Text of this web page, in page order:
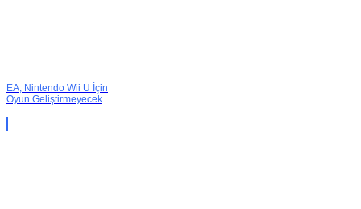
EA, Nintendo Wii U İçin
Oyun Geliştirmeyecek